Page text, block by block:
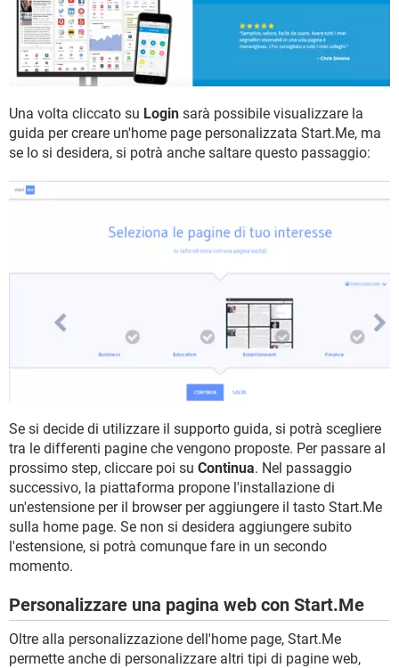
Una volta cliccato su Login sarà possibile visualizzare la
guida per creare un'home page personalizzata Start.Me, ma
se lo si desidera, si potrà anche saltare questo passaggio:
Se si decide di utilizzare il supporto guida, si potrà scegliere
tra le differenti pagine che vengono proposte. Per passare al
prossimo step, cliccare poi su Continua. Nel passaggio
successivo, la piattaforma propone l'installazione di
un'estensione per il browser per aggiungere il tasto Start.Me
sulla home page. Se non si desidera aggiungere subito
l'estensione, si potrà comunque fare in un secondo
momento.
Personalizzare una pagina web con Start.Me
Oltre alla personalizzazione dell'home page, Start.Me
permette anche di personalizzare altri tipi di pagine web,